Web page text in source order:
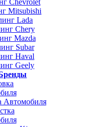
Chevrolet
Mitsubishi
Lada
Chery
Mazda
Subar
Haval
Geely
Автомобиля